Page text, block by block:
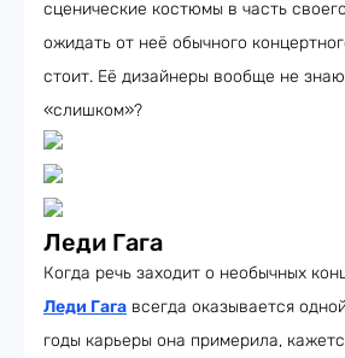
сценические костюмы в часть
ожидать от неё обычного
стоит. Её дизайнеры вообще не
«слишком»?
Леди Гага
Когда речь заходит о необычных
Леди Гага всегда оказывается
годы карьеры она примерила,